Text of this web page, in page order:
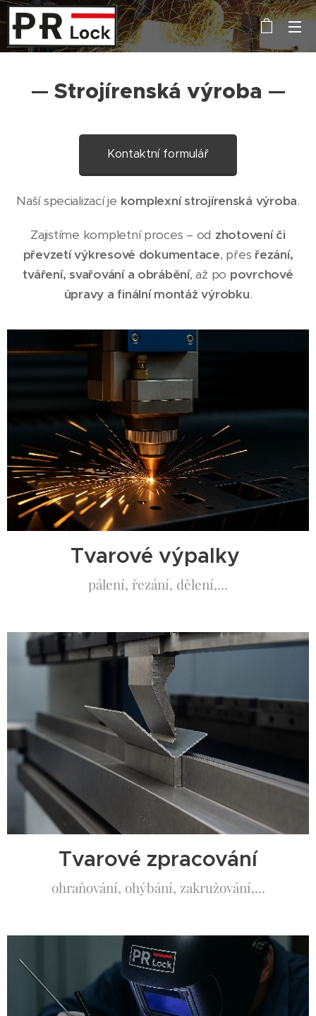
— Strojírenská výroba —
Kontaktní formulář
Naší specializací je komplexní strojírenská výroba.
Zajistíme kompletní proces – od zhotovení či
převzetí výkresové dokumentace, přes řezání,
tváření, svařování a obrábění, až po povrchové
úpravy a finální montáž výrobku.
Tvarové výpalky
pálení, řezání, dělení,...
Tvarové zpracování
ohraňování, ohýbání, zakružování,...